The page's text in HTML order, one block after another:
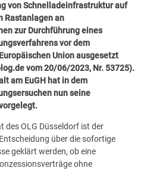
von Schnelladeinfrastruktur auf
Rastanlagen an
zur Durchführung eines
vor dem
Union ausgesetzt
vom 20/06/2023, Nr. 53725).
am EuGH hat in dem
nun seine
des OLG Düsseldorf ist der
über die sofortige
geklärt werden, ob eine
ohne